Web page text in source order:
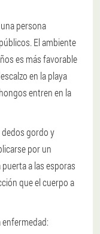
persona
El ambiente
es más favorable
en la playa
entren en la
gordo y
por un
a las esporas
que el cuerpo a